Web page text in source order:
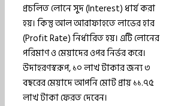
প্রচলিত লোনে সুদ (Interest) ধার্য করা
হয়। কিন্তু আল আরাফাহতে লাভের হার
(Profit Rate) নির্ধারিত হয়। এটি লোনের
পরিমাণ ও মেয়াদের ওপর নির্ভর করে।
উদাহরণস্বরূপ, ১০ লাখ টাকার জন্য ৩
বছরের মেয়াদে আপনি মোট প্রায় ১১.৭৫
লাখ টাকা ফেরত দেবেন।